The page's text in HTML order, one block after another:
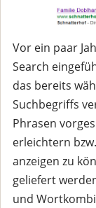
Vor ein paar
Search
das bereits
Suchbegriffs
Phrasen
erleichtern
anzeigen zu
geliefert
und